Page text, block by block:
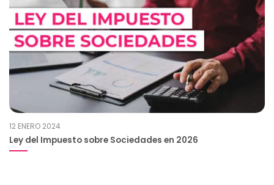
12 ENERO 2024
Ley del Impuesto sobre Sociedades en 2026